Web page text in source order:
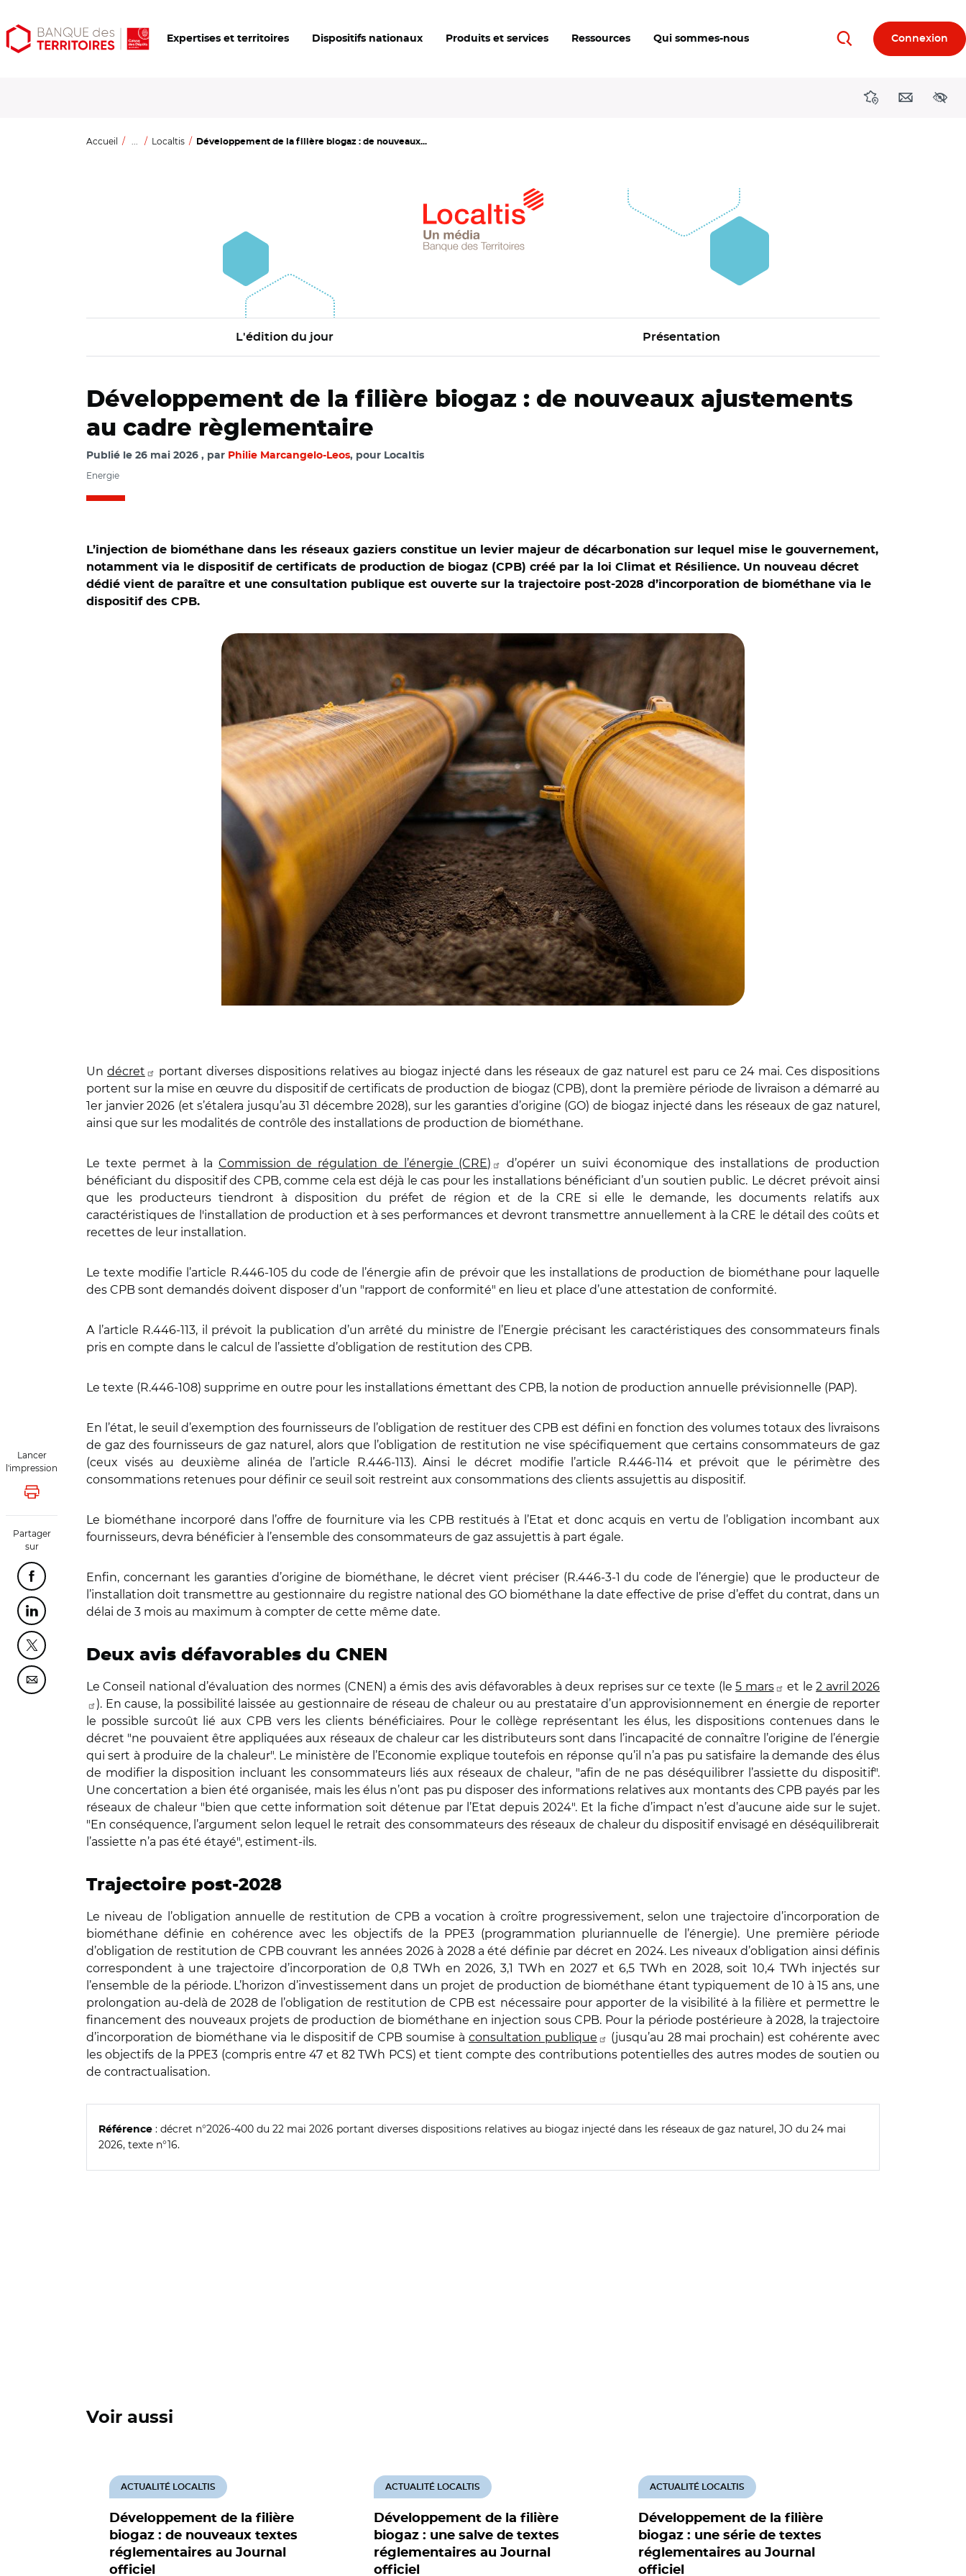
Aller
au
Aller
au
Ouvrir
les
Expertises et territoires Dispositifs nationaux Produits et services Ressources Qui sommes-nous RechercherConnexion
DirectionsContact
Accueil ... Localtis Développement de la filière biogaz : de nouveaux...
L'édition du jour Présentation
Lancer
l'impression
Lancer l'impression
Partager
sur
Partager cette page sur Facebook
Partager cette page sur Linkedin
Partager cette page sur Twitter
Partager cette page sur Courriel
Développement de la filière biogaz : de nouveaux ajustements
au cadre règlementaire
Publié le 26 mai 2026 par Philie Marcangelo-Leos, pour Localtis
Energie
L’injection de biométhane dans les réseaux gaziers constitue un levier majeur de décarbonation sur lequel mise le gouvernement,
notamment via le dispositif de certificats de production de biogaz (CPB) créé par la loi Climat et Résilience. Un nouveau décret
dédié vient de paraître et une consultation publique est ouverte sur la trajectoire post-2028 d’incorporation de biométhane via le
dispositif des CPB.
Un décret
portant diverses dispositions relatives au biogaz injecté dans les réseaux de gaz naturel est paru ce 24 mai. Ces dispositions
portent sur la mise en œuvre du dispositif de certificats de production de biogaz (CPB), dont la première période de livraison a démarré au
1er janvier 2026 (et s’étalera jusqu’au 31 décembre 2028), sur les garanties d’origine (GO) de biogaz injecté dans les réseaux de gaz naturel,
ainsi que sur les modalités de contrôle des installations de production de biométhane.
Le texte permet à laCommission de régulation de l’énergie (CRE)
d’opérer un suivi économique des installations de production
bénéficiant du dispositif des CPB, comme cela est déjà le cas pour les installations bénéficiant d’un soutien public. Le décret prévoit ainsi
que les producteurs tiendront à disposition du préfet de région et de la CRE si elle le demande, les documents relatifs aux
caractéristiques de l'installation de production et à ses performances et devront transmettre annuellement à la CRE le détail des coûts et
recettes de leur installation.
Le texte modifie l’article R.446-105 du code de l’énergie afin de prévoir que les installations de production de biométhane pour laquelle
des CPB sont demandés doivent disposer d’un "rapport de conformité" en lieu et place d’une attestation de conformité.
A l’article R.446-113, il prévoit la publication d’un arrêté du ministre de l’Energie précisant les caractéristiques des consommateurs finals
pris en compte dans le calcul de l’assiette d’obligation de restitution des CPB.
Le texte (R.446-108) supprime en outre pour les installations émettant des CPB, la notion de production annuelle prévisionnelle (PAP).
En l’état, le seuil d’exemption des fournisseurs de l’obligation de restituer des CPB est défini en fonction des volumes totaux des livraisons
de gaz des fournisseurs de gaz naturel, alors que l’obligation de restitution ne vise spécifiquement que certains consommateurs de gaz
(ceux visés au deuxième alinéa de l’article R.446-113). Ainsi le décret modifie l’article R.446-114 et prévoit que le périmètre des
consommations retenues pour définir ce seuil soit restreint aux consommations des clients assujettis au dispositif.
Le biométhane incorporé dans l’offre de fourniture via les CPB restitués à l’Etat et donc acquis en vertu de l’obligation incombant aux
fournisseurs, devra bénéficier à l’ensemble des consommateurs de gaz assujettis à part égale.
Enfin, concernant les garanties d’origine de biométhane, le décret vient préciser (R.446-3-1 du code de l’énergie) que le producteur de
l’installation doit transmettre au gestionnaire du registre national des GO biométhane la date effective de prise d’effet du contrat, dans un
délai de 3 mois au maximum à compter de cette même date.
Deux avis défavorables du CNEN
Le Conseil national d’évaluation des normes (CNEN) a émis des avis défavorables à deux reprises sur ce texte (le5 mars et le2 avril 2026
). En cause, la possibilité laissée au gestionnaire de réseau de chaleur ou au prestataire d’un approvisionnement en énergie de reporter
le possible surcoût lié aux CPB vers les clients bénéficiaires. Pour le collège représentant les élus, les dispositions contenues dans le
décret "ne pouvaient être appliquées aux réseaux de chaleur car les distributeurs sont dans l’incapacité de connaître l’origine de l’énergie
qui sert à produire de la chaleur". Le ministère de l’Economie explique toutefois en réponse qu’il n’a pas pu satisfaire la demande des élus
de modifier la disposition incluant les consommateurs liés aux réseaux de chaleur, "afin de ne pas déséquilibrer l’assiette du dispositif".
Une concertation a bien été organisée, mais les élus n’ont pas pu disposer des informations relatives aux montants des CPB payés par les
réseaux de chaleur "bien que cette information soit détenue par l’Etat depuis 2024". Et la fiche d’impact n’est d’aucune aide sur le sujet.
"En conséquence, l’argument selon lequel le retrait des consommateurs des réseaux de chaleur du dispositif envisagé en déséquilibrerait
l’assiette n’a pas été étayé", estiment-ils.
Trajectoire post-2028
Le niveau de l’obligation annuelle de restitution de CPB a vocation à croître progressivement, selon une trajectoire d’incorporation de
biométhane définie en cohérence avec les objectifs de la PPE3 (programmation pluriannuelle de l’énergie). Une première période
d’obligation de restitution de CPB couvrant les années 2026 à 2028 a été définie par décret en 2024. Les niveaux d’obligation ainsi définis
correspondent à une trajectoire d’incorporation de 0,8 TWh en 2026, 3,1 TWh en 2027 et 6,5 TWh en 2028, soit 10,4 TWh injectés sur
l’ensemble de la période. L’horizon d’investissement dans un projet de production de biométhane étant typiquement de 10 à 15 ans, une
prolongation au-delà de 2028 de l’obligation de restitution de CPB est nécessaire pour apporter de la visibilité à la filière et permettre le
financement des nouveaux projets de production de biométhane en injection sous CPB. Pour la période postérieure à 2028, la trajectoire
d’incorporation de biométhane via le dispositif de CPB soumise à consultation publique
(jusqu’au 28 mai prochain) est cohérente avec
les objectifs de la PPE3 (compris entre 47 et 82 TWh PCS) et tient compte des contributions potentielles des autres modes de soutien ou
de contractualisation.
Référence : décret n°2026-400 du 22 mai 2026 portant diverses dispositions relatives au biogaz injecté dans les réseaux de gaz naturel, JO du 24 mai
2026, texte n°16.
Voir aussi
Développement de la filière
biogaz : de nouveaux textes
réglementaires au Journal
officiel
ACTUALITÉ LOCALTIS
Développement de la filière
biogaz : une salve de textes
réglementaires au Journal
officiel
ACTUALITÉ LOCALTIS
Développement de la filière
biogaz : une série de textes
réglementaires au Journal
officiel
ACTUALITÉ LOCALTIS